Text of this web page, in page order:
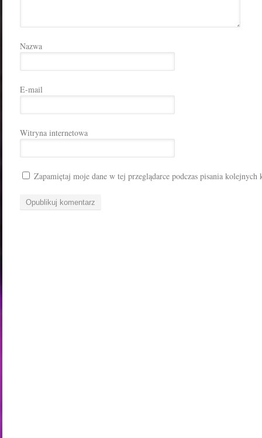
Nazwa
E-mail
Witryna internetowa
Zapamiętaj moje dane w tej przeglądarce podczas pisania kolejnych